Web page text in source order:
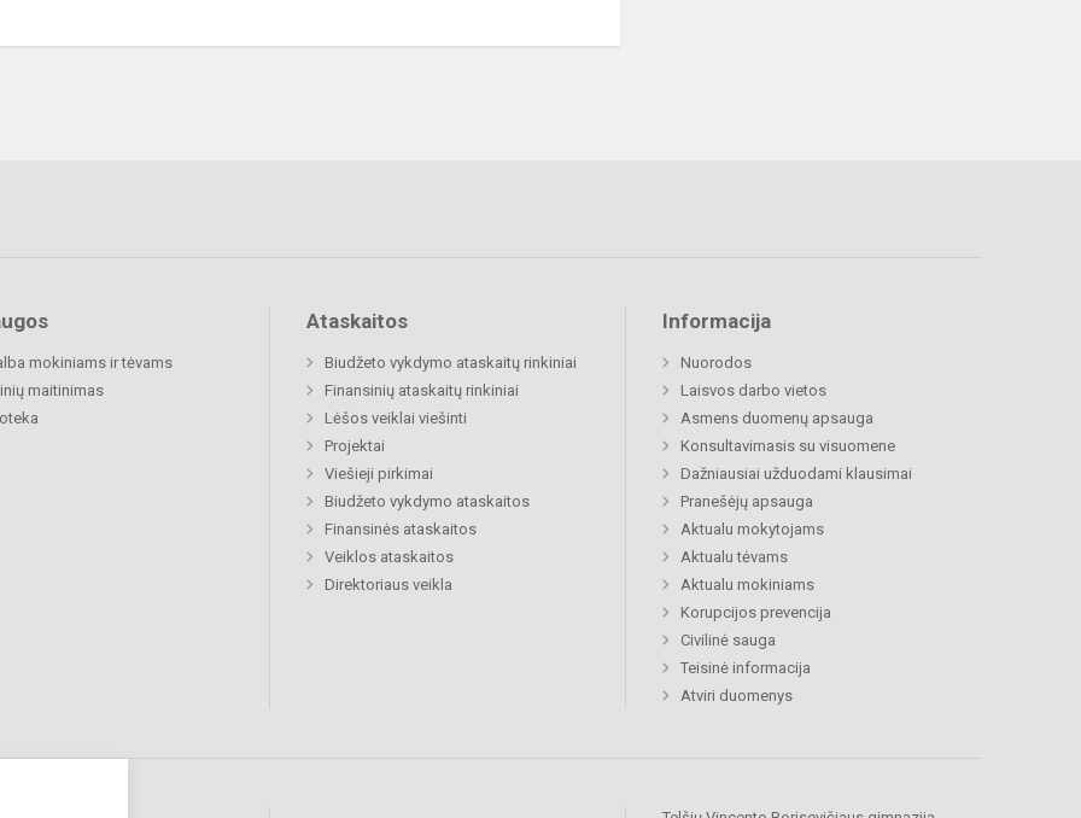
mokiniams ir tėvams
maitinimas
Ataskaitos
Biudžeto vykdymo ataskaitų rinkiniai
Finansinių ataskaitų rinkiniai
Lėšos veiklai viešinti
Projektai
Viešieji pirkimai
Biudžeto vykdymo ataskaitos
Finansinės ataskaitos
Veiklos ataskaitos
Direktoriaus veikla
Informacija
Nuorodos
Laisvos darbo vietos
Asmens duomenų apsauga
Konsultavimasis su visuomene
Dažniausiai užduodami klausimai
Pranešėjų apsauga
Aktualu mokytojams
Aktualu tėvams
Aktualu mokiniams
Korupcijos prevencija
Civilinė sauga
Teisinė informacija
Atviri duomenys